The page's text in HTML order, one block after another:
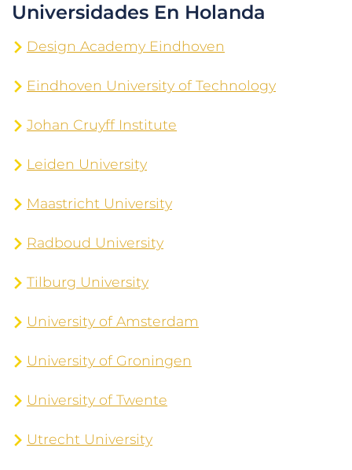
Universidades En Holanda
Design Academy Eindhoven
Eindhoven University of Technology
Johan Cruyff Institute
Leiden University
Maastricht University
Radboud University
Tilburg University
University of Amsterdam
University of Groningen
University of Twente
Utrecht University